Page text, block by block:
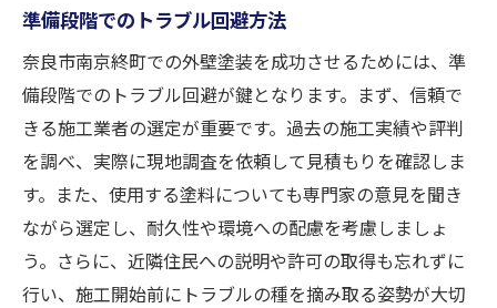
準備段階でのトラブル回避方法
奈良市南京終町での外壁塗装を成功させるためには、準
備段階でのトラブル回避が鍵となります。まず、信頼で
きる施工業者の選定が重要です。過去の施工実績や評判
を調べ、実際に現地調査を依頼して見積もりを確認しま
す。また、使用する塗料についても専門家の意見を聞き
ながら選定し、耐久性や環境への配慮を考慮しましょ
う。さらに、近隣住民への説明や許可の取得も忘れずに
行い、施工開始前にトラブルの種を摘み取る姿勢が大切